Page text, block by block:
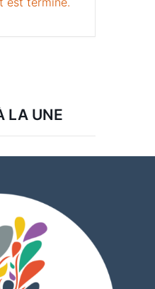
LA UNE